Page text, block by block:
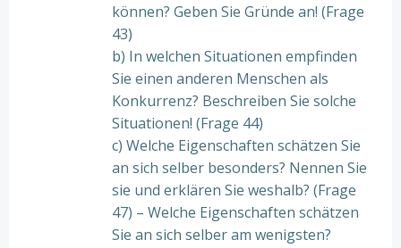
können? Geben Sie Gründe an! (Frage
43)
b) In welchen Situationen empfinden
Sie einen anderen Menschen als
Konkurrenz? Beschreiben Sie solche
Situationen! (Frage 44)
c) Welche Eigenschaften schätzen Sie
an sich selber besonders? Nennen Sie
sie und erklären Sie weshalb? (Frage
47) – Welche Eigenschaften schätzen
Sie an sich selber am wenigsten?